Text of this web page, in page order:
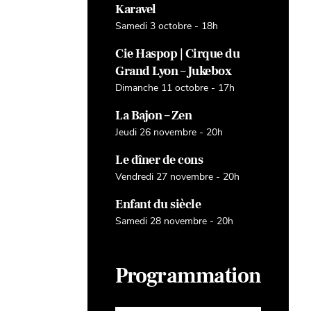
Karavel
Samedi 3 octobre - 18h
Cie Haspop | Cirque du
Grand Lyon – Jukebox
Dimanche 11 octobre - 17h
La Bajon – Zen
Jeudi 26 novembre - 20h
Le dîner de cons
Vendredi 27 novembre - 20h
Enfant du siècle
Samedi 28 novembre - 20h
Programmation